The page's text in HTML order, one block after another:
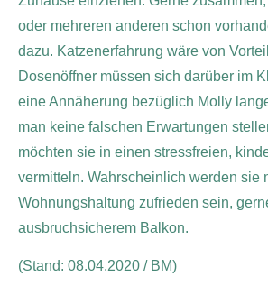
oder mehreren anderen schon
dazu. Katzenerfahrung wäre von
Dosenöffner müssen sich darüber im
eine Annäherung bezüglich Molly
man keine falschen Erwartungen
möchten sie in einen stressfreien,
vermitteln. Wahrscheinlich werden sie
Wohnungshaltung zufrieden sein,
ausbruchsicherem Balkon.
(Stand: 08.04.2020 / BM)